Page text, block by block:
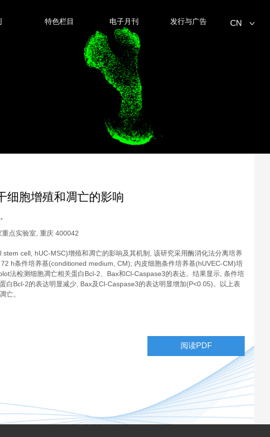
特色栏目 电子月刊 发行与广告 CN
细胞增殖和凋亡的影响
*
点实验室, 重庆 400042
cell, hUC-MSC)增殖和凋亡的影响及其机制, 该研究采用酶消化法分离培养
h条件培养基(conditioned medium, CM); 内皮细胞条件培养基(hUVEC-CM)培
法检测细胞凋亡相关蛋白Bcl-2、Bax和Cl-Caspase3的表达。结果显示, 条件培
Bcl-2的表达明显减少, Bax及Cl-Caspase3的表达明显增加(P<0.05)。以上表
亡。